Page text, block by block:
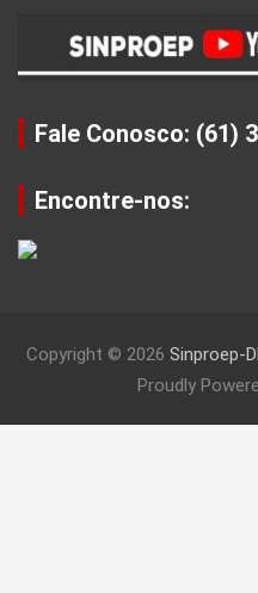
Fale Conosco: (61)
Encontre-nos:
Copyright © 2026 Sinproep-
Proudly